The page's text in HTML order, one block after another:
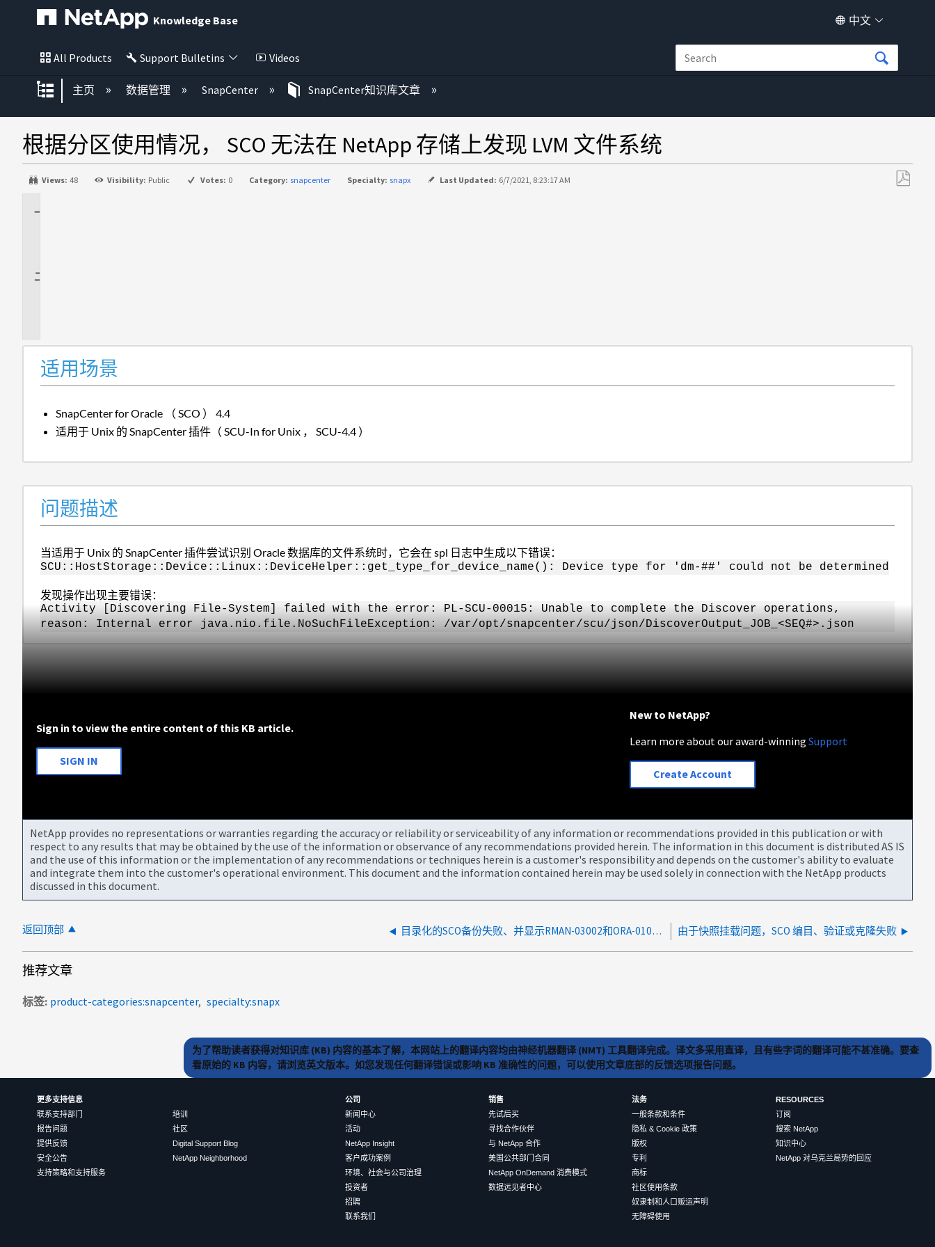
Knowledge Base 中文
All Products Support Bulletins Videos
扩展/隐缩全局层次
主页 数据管理 SnapCenter SnapCenter知识库文章
根据分区使用情况， SCO 无法在 NetApp 存储上发现 LVM 文件系统
Views: 48 Visibility: Public Votes: 0 Category: snapcenter Specialty: snapx Last Updated: 6/7/2021, 8:23:17 AM
适用场景
SnapCenter for Oracle （ SCO ） 4.4
适用于 Unix 的 SnapCenter 插件（ SCU-In for Unix ， SCU-4.4 ）
问题描述
当适用于 Unix 的 SnapCenter 插件尝试识别 Oracle 数据库的文件系统时，它会在 spl 日志中生成以下错误：
SCU::HostStorage::Device::Linux::DeviceHelper::get_type_for_device_name(): Device type for 'dm-##' could not be determined
发现操作出现主要错误：
Activity [Discovering File-System] failed with the error: PL-SCU-00015: Unable to complete the Discover operations,
reason: Internal error java.nio.file.NoSuchFileException: /var/opt/snapcenter/scu/json/DiscoverOutput_JOB_<SEQ#>.json
Sign in to view the entire content of this KB article.
SIGN IN
New to NetApp?
Learn more about our award-winningSupport
Create Account
NetApp provides no representations or warranties regarding the accuracy or reliability or serviceability of any information or recommendations provided in this publication or with
respect to any results that may be obtained by the use of the information or observance of any recommendations provided herein. The information in this document is distributed AS IS
and the use of this information or the implementation of any recommendations or techniques herein is a customer's responsibility and depends on the customer's ability to evaluate
and integrate them into the customer's operational environment. This document and the information contained herein may be used solely in connection with the NetApp products
discussed in this document.
返回顶部 目录化的SCO备份失败、并显示RMAN-03002和ORA-01034错误 由于快照挂载问题，SCO 编目、验证或克隆失败
推荐文章
标签 product-categories:snapcenter specialty:snapx
为了帮助读者获得对知识库 (KB) 内容的基本了解，本网站上的翻译内容均由神经机器翻译 (NMT) 工具翻译完成。译文多采用直译，且有些字词的翻译可能不甚准确。要查
看原始的 KB 内容，请浏览英文版本。如您发现任何翻译错误或影响 KB 准确性的问题，可以使用文章底部的反馈选项报告问题。
更多支持信息
联系支持部门
报告问题
提供反馈
安全公告
支持策略和支持服务
培训
社区
Digital Support Blog
NetApp Neighborhood
公司
新闻中心
活动
NetApp Insight
客户成功案例
环境、社会与公司治理
投资者
招聘
联系我们
销售
先试后买
寻找合作伙伴
与 NetApp 合作
美国公共部门合同
NetApp OnDemand 消费模式
数据远见者中心
法务
一般条款和条件
隐私 & Cookie 政策
版权
专利
商标
社区使用条款
奴隶制和人口贩运声明
无障碍使用
RESOURCES
订阅
搜索 NetApp
知识中心
NetApp 对乌克兰局势的回应